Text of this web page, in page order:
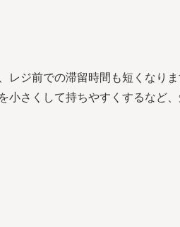
レジ前での滞留時間も短くなり
さくして持ちやすくするなど